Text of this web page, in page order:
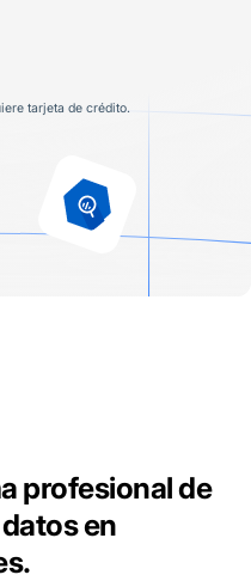
tarjeta de crédito.
profesional de
en